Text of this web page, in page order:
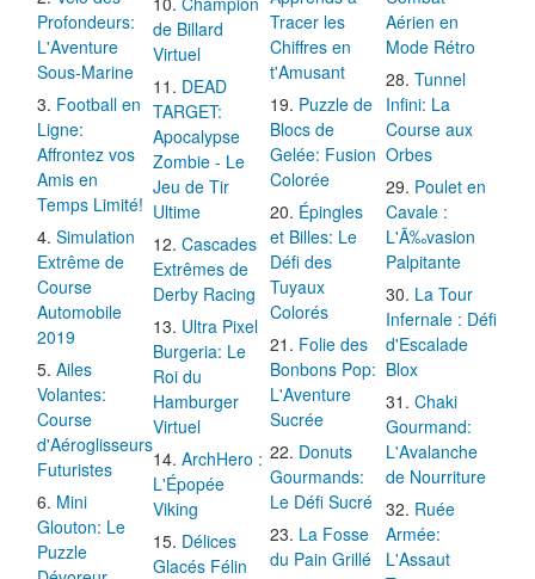
Profondeurs:
L'Aventure
Sous-Marine
Football en
Ligne:
Affrontez vos
Amis en
Temps Limité!
Simulation
Extrême de
Course
Automobile
2019
Ailes
Volantes:
Course
d'Aéroglisseurs
Futuristes
Mini
Glouton: Le
Puzzle
de Billard
Virtuel
DEAD
TARGET:
Apocalypse
Zombie - Le
Jeu de Tir
Ultime
Cascades
Extrêmes de
Derby Racing
Ultra Pixel
Burgeria: Le
Roi du
Hamburger
Virtuel
ArchHero :
L'Épopée
Viking
Délices
Glacés Félin
Tracer les
Chiffres en
t'Amusant
Puzzle de
Blocs de
Gelée: Fusion
Colorée
Épingles
et Billes: Le
Défi des
Tuyaux
Colorés
Folie des
Bonbons Pop:
L'Aventure
Sucrée
Donuts
Gourmands:
Le Défi Sucré
La Fosse
du Pain Grillé
Aérien en
Mode Rétro
Tunnel
Infini: La
Course aux
Orbes
Poulet en
Cavale :
L'Ã‰vasion
Palpitante
La Tour
Infernale : Défi
d'Escalade
Blox
Chaki
Gourmand:
L'Avalanche
de Nourriture
Ruée
Armée:
L'Assaut